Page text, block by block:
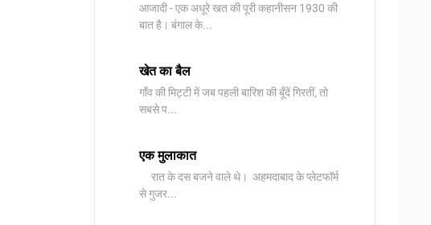
आजादी - एक अधूरे खत की पूरी कहानीसन 1930 की
बात है। बंगाल के...
खेत का बैल
गाँव की मिट्टी में जब पहली बारिश की बूँदें गिरतीं, तो
सबसे प...
एक मुलाकात
रात के दस बजने वाले थे। अहमदाबाद के प्लेटफॉर्म
से गुजर...